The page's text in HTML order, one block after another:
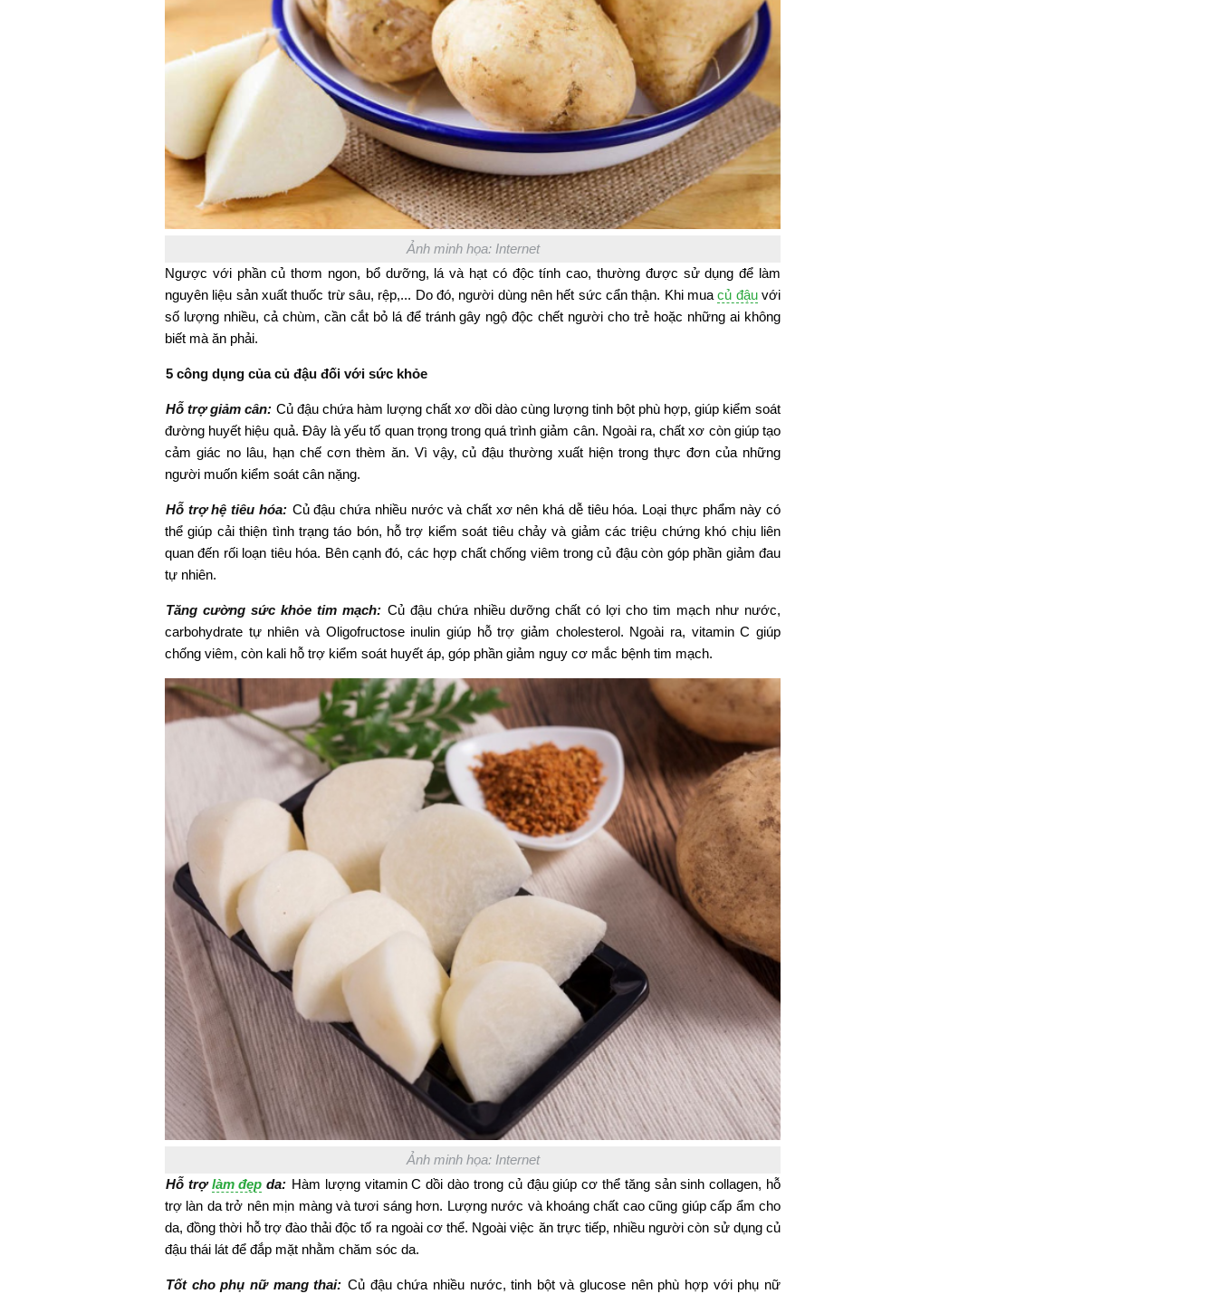
Ảnh minh họa: Internet
Ngược với phần củ thơm ngon, bổ dưỡng, lá và hạt có độc tính cao, thường được sử dụng để làm
nguyên liệu sản xuất thuốc trừ sâu, rệp,... Do đó, người dùng nên hết sức cẩn thận. Khi muacủ đậuvới
số lượng nhiều, cả chùm, cần cắt bỏ lá để tránh gây ngộ độc chết người cho trẻ hoặc những ai không
biết mà ăn phải.
5 công dụng của củ đậu đối với sức khỏe
Hỗ trợ giảm cân: Củ đậu chứa hàm lượng chất xơ dồi dào cùng lượng tinh bột phù hợp, giúp kiểm soát
đường huyết hiệu quả. Đây là yếu tố quan trọng trong quá trình giảm cân. Ngoài ra, chất xơ còn giúp tạo
cảm giác no lâu, hạn chế cơn thèm ăn. Vì vậy, củ đậu thường xuất hiện trong thực đơn của những
người muốn kiểm soát cân nặng.
Hỗ trợ hệ tiêu hóa: Củ đậu chứa nhiều nước và chất xơ nên khá dễ tiêu hóa. Loại thực phẩm này có
thể giúp cải thiện tình trạng táo bón, hỗ trợ kiểm soát tiêu chảy và giảm các triệu chứng khó chịu liên
quan đến rối loạn tiêu hóa. Bên cạnh đó, các hợp chất chống viêm trong củ đậu còn góp phần giảm đau
tự nhiên.
Tăng cường sức khỏe tim mạch: Củ đậu chứa nhiều dưỡng chất có lợi cho tim mạch như nước,
carbohydrate tự nhiên và Oligofructose inulin giúp hỗ trợ giảm cholesterol. Ngoài ra, vitamin C giúp
chống viêm, còn kali hỗ trợ kiểm soát huyết áp, góp phần giảm nguy cơ mắc bệnh tim mạch.
Ảnh minh họa: Internet
Hỗ trợlàm đẹp da: Hàm lượng vitamin C dồi dào trong củ đậu giúp cơ thể tăng sản sinh collagen, hỗ
trợ làn da trở nên mịn màng và tươi sáng hơn. Lượng nước và khoáng chất cao cũng giúp cấp ẩm cho
da, đồng thời hỗ trợ đào thải độc tố ra ngoài cơ thể. Ngoài việc ăn trực tiếp, nhiều người còn sử dụng củ
đậu thái lát để đắp mặt nhằm chăm sóc da.
Tốt cho phụ nữ mang thai: Củ đậu chứa nhiều nước, tinh bột và glucose nên phù hợp với phụ nữ